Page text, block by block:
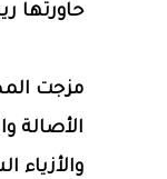
حاورتها
مزجت
الأصالة
والأزياء